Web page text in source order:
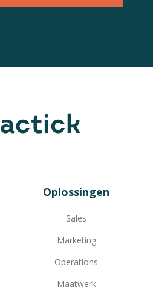
Oplossingen
Sales
Marketing
Operations
Maatwerk